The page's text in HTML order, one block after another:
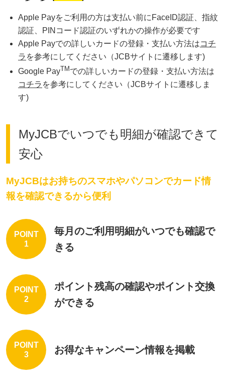
Apple Payをご利用の方は支払い前にFaceID認証、指紋
認証、PINコード認証のいずれかの操作が必要です
Apple Payでの詳しいカードの登録・支払い方法はコチ
ラ を参考にしてください（JCBサイトに遷移します)
Google PayTM での詳しいカードの登録・支払い方法は
コチラ を参考にしてください（JCBサイトに遷移しま
す)
MyJCBでいつでも明細が確認できて
安心
MyJCBはお持ちのスマホやパソコンでカード情
報を確認できるから便利
POINT
1
毎月のご利用明細がいつでも確認で
きる
POINT
2
ポイント残高の確認やポイント交換
ができる
POINT
3
お得なキャンペーン情報を掲載